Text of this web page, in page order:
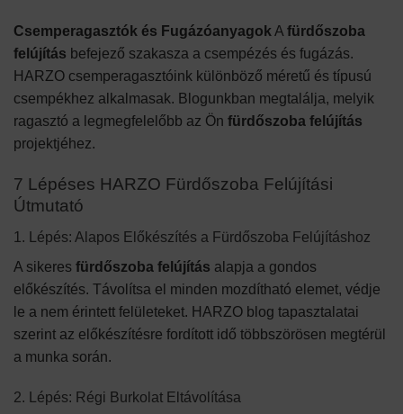
Csemperagasztók és Fugázóanyagok A fürdőszoba
felújítás befejező szakasza a csempézés és fugázás.
HARZO csemperagasztóink különböző méretű és típusú
csempékhez alkalmasak. Blogunkban megtalálja, melyik
ragasztó a legmegfelelőbb az Ön fürdőszoba felújítás
projektjéhez.
7 Lépéses HARZO Fürdőszoba Felújítási
Útmutató
1. Lépés: Alapos Előkészítés a Fürdőszoba Felújításhoz
A sikeres fürdőszoba felújítás alapja a gondos
előkészítés. Távolítsa el minden mozdítható elemet, védje
le a nem érintett felületeket. HARZO blog tapasztalatai
szerint az előkészítésre fordított idő többszörösen megtérül
a munka során.
2. Lépés: Régi Burkolat Eltávolítása